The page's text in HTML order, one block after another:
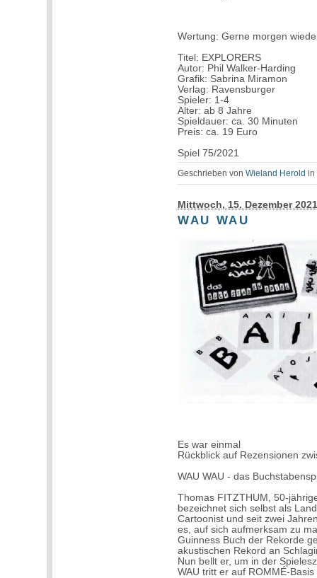
Wertung: Gerne morgen
Titel: EXPLORERS
Autor: Phil Walker-Harding
Grafik: Sabrina Miramon
Verlag: Ravensburger
Spieler: 1-4
Alter: ab 8 Jahre
Spieldauer: ca. 30 Minuten
Preis: ca. 19 Euro
Spiel 75/2021
Geschrieben vonWieland Herold in
Mittwoch, 15. Dezember
WAU WAU
Es war einmal
Rückblick auf Rezensionen
WAU WAU - das
Thomas FITZTHUM, 50-
bezeichnet sich selbst als
Cartoonist und seit zwei
es, auf sich aufmerksam zu
Guinness Buch der Rekorde
akustischen Rekord an
Nun bellt er, um in der
WAU tritt er auf ROMMÉ-